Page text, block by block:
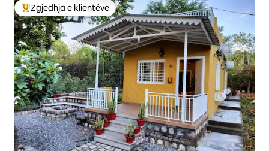
Më të mirat e zgjedhjeve të klientëve
Zgjedhja e klientëve